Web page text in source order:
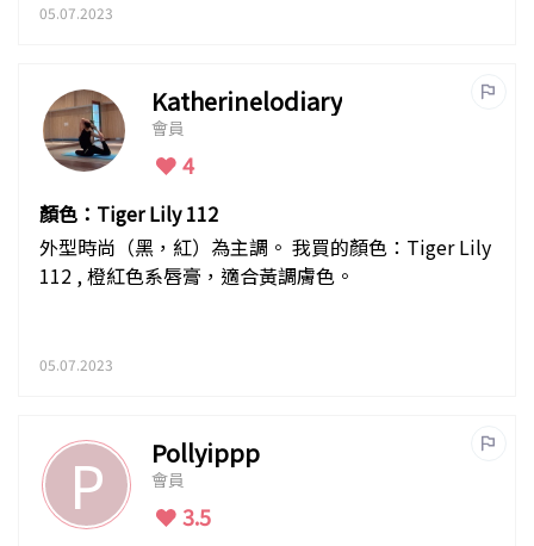
05.07.2023
Katherinelodiary
會員
4
顏色：Tiger Lily 112
外型時尚（黑，紅）為主調。 我買的顏色：Tiger Lily
112 , 橙紅色系唇膏，適合黃調膚色。
05.07.2023
P Pollyippp
會員
3.5